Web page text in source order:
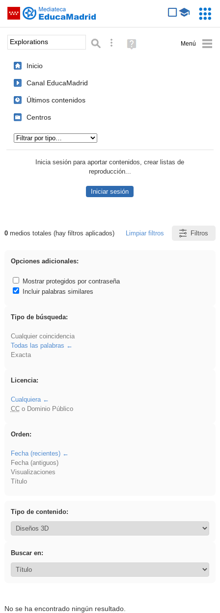
Saltar navegación
Palabra o frase: Búsqueda avanzada
Ayuda
(en
Inicio
Canal EducaMadrid
Últimos contenidos
Centros
Inicia sesión para aportar contenidos, crear listas de
reproducción...
Iniciar sesión
Resultados de: Explorations
0medios totales (hay filtros aplicados) Limpiar filtros Filtros
Opciones adicionales:
Mostrar protegidos por contraseña
Incluir palabras similares
Tipo de búsqueda:
Cualquier coincidencia
Todas las palabras
Exacta
Licencia:
Cualquiera
CCo Dominio Público
Orden:
Fecha (recientes)
Fecha (antiguos)
Visualizaciones
Título
Tipo de contenido:
Buscar en:
No se ha encontrado ningún resultado.